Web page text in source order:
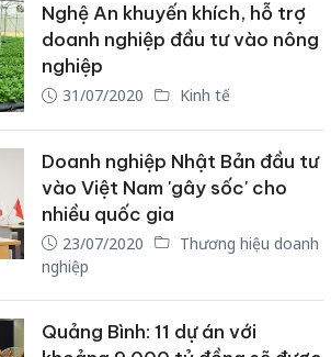
Nghệ An khuyến khích, hỗ trợ
doanh nghiệp đầu tư vào nông
nghiệp
31/07/2020 Kinh tế
Doanh nghiệp Nhật Bản đầu tư
vào Việt Nam 'gây sốc' cho
nhiều quốc gia
23/07/2020
Thương hiệu doanh
nghiệp
Quảng Bình: 11 dự án với